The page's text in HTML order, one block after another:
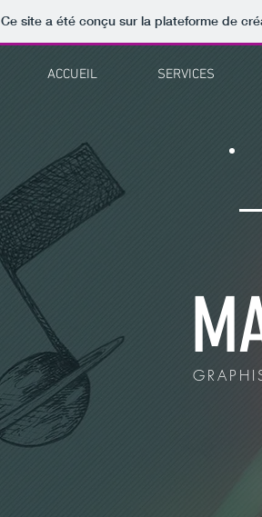
Ce site a été conçu sur la plateforme de
ACCUEIL SERVICES